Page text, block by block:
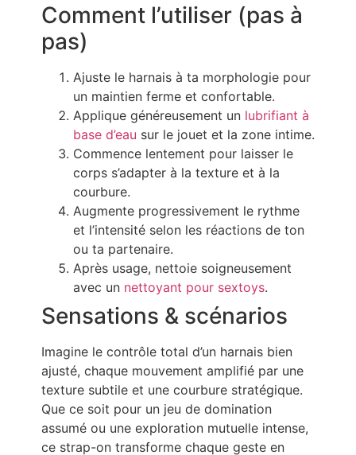
Comment l’utiliser (pas à
pas)
Ajuste le harnais à ta morphologie pour
un maintien ferme et confortable.
Applique généreusement un lubrifiant à
base d’eau sur le jouet et la zone intime.
Commence lentement pour laisser le
corps s’adapter à la texture et à la
courbure.
Augmente progressivement le rythme
et l’intensité selon les réactions de ton
ou ta partenaire.
Après usage, nettoie soigneusement
avec un nettoyant pour sextoys.
Sensations & scénarios
Imagine le contrôle total d’un harnais bien
ajusté, chaque mouvement amplifié par une
texture subtile et une courbure stratégique.
Que ce soit pour un jeu de domination
assumé ou une exploration mutuelle intense,
ce strap-on transforme chaque geste en